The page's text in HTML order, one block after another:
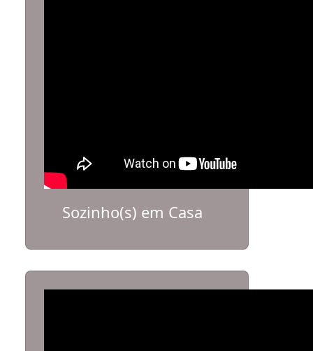
Sozinho(s) em Casa